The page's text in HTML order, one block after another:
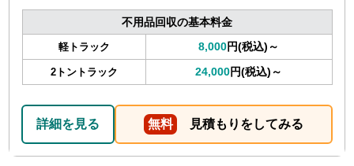
不用品回収の基本料金
軽トラック 8,000円(税込)～
2トントラック 24,000円(税込)～
詳細を見る 無料 見積もりをしてみる